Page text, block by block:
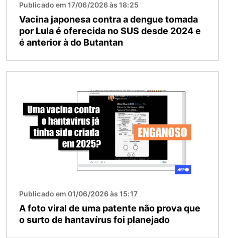
Publicado em 17/06/2026 às 18:25
Vacina japonesa contra a dengue tomada
por Lula é oferecida no SUS desde 2024 e
é anterior à do Butantan
Publicado em 01/06/2026 às 15:17
A foto viral de uma patente não prova que
o surto de hantavírus foi planejado